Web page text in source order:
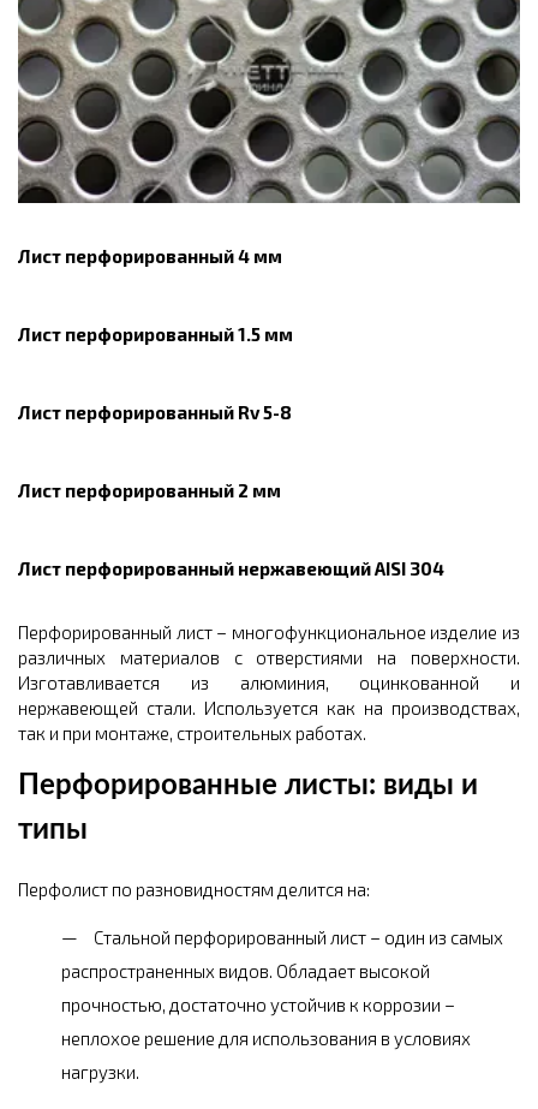
Лист перфорированный 4 мм
Лист перфорированный 1.5 мм
Лист перфорированный Rv 5-8
Лист перфорированный 2 мм
Лист перфорированный нержавеющий AISI 304
Перфорированный лист – многофункциональное изделие из
различных материалов с отверстиями на поверхности.
Изготавливается из алюминия, оцинкованной и
нержавеющей стали. Используется как на производствах,
так и при монтаже, строительных работах.
Перфорированные листы: виды и
типы
Перфолист по разновидностям делится на:
Стальной перфорированный лист – один из самых
распространенных видов. Обладает высокой
прочностью, достаточно устойчив к коррозии –
неплохое решение для использования в условиях
нагрузки.